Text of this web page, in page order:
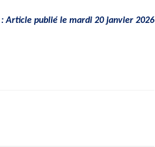
: Article publié le mardi 20 janvier 2026